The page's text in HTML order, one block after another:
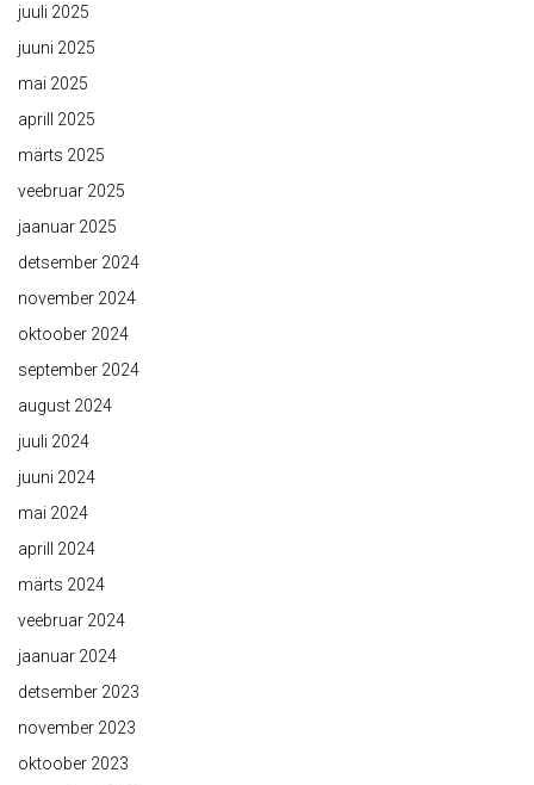
juuli 2025
juuni 2025
mai 2025
aprill 2025
märts 2025
veebruar 2025
jaanuar 2025
detsember 2024
november 2024
oktoober 2024
september 2024
august 2024
juuli 2024
juuni 2024
mai 2024
aprill 2024
märts 2024
veebruar 2024
jaanuar 2024
detsember 2023
november 2023
oktoober 2023